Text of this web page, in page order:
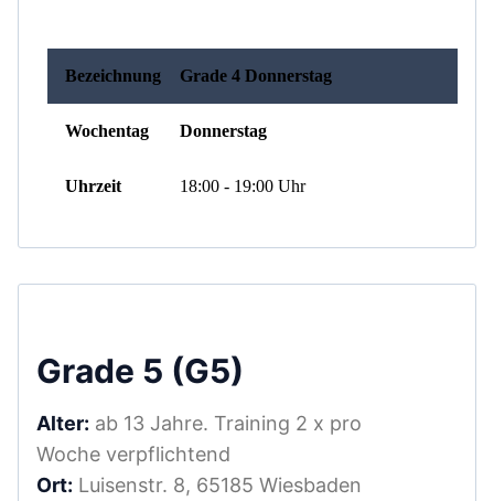
Grade 5 (G5)
Alter: ab 13 Jahre. Training 2 x pro
Woche verpflichtend
Ort: Luisenstr. 8, 65185 Wiesbaden